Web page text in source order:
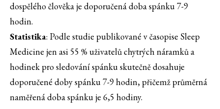
dospělého člověka je doporučená doba spánku 7-9
hodin.
Statistika: Podle studie publikované v časopise Sleep
Medicine jen asi 55 % uživatelů chytrých náramků a
hodinek pro sledování spánku skutečně dosahuje
doporučené doby spánku 7-9 hodin, přičemž průměrná
naměřená doba spánku je 6,5 hodiny.